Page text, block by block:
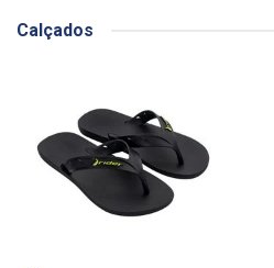
Calçados